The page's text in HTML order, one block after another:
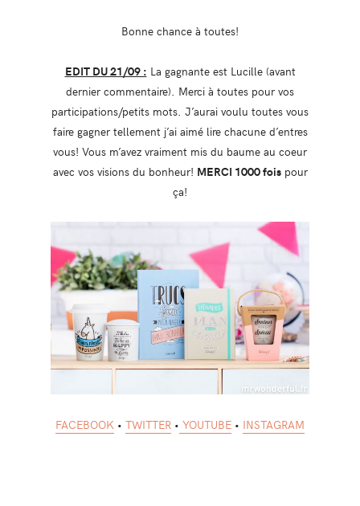
Bonne chance à toutes!
EDIT DU 21/09 : La gagnante est Lucille (avant
dernier commentaire). Merci à toutes pour vos
participations/petits mots. J’aurai voulu toutes vous
faire gagner tellement j’ai aimé lire chacune d’entres
vous! Vous m’avez vraiment mis du baume au coeur
avec vos visions du bonheur! MERCI 1000 foispour
ça!
FACEBOOK • TWITTER • YOUTUBE • INSTAGRAM